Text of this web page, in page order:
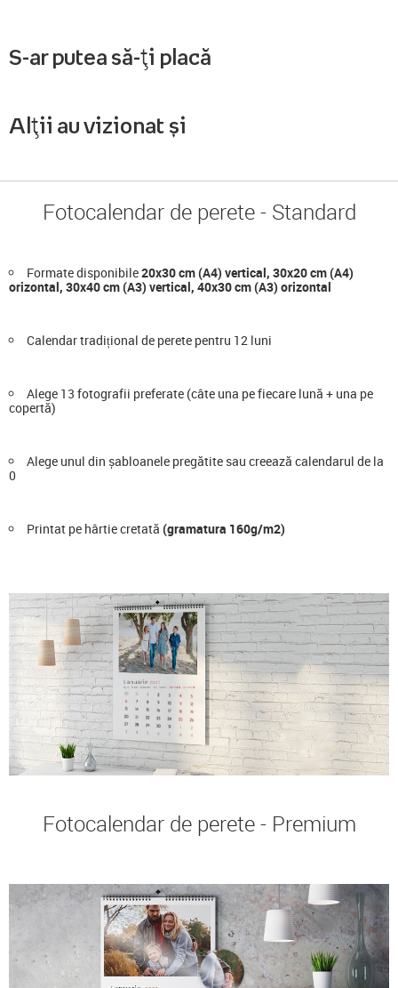
S-ar putea să-ți placă
Alții au vizionat și
Fotocalendar de perete - Standard
Formate disponibile20x30 cm (A4) vertical, 30x20 cm (A4)
orizontal, 30x40 cm (A3) vertical, 40x30 cm (A3) orizontal
Calendar tradițional de perete pentru 12 luni
Alege 13 fotografii preferate (câte una pe fiecare lună + una pe
copertă)
Alege unul din șabloanele pregătite sau creează calendarul de la
0
Printat pe hârtie cretată (gramatura 160g/m2)
Fotocalendar de perete - Premium